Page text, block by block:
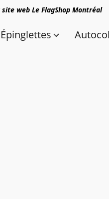
web Le FlagShop Montréal
Épinglettes